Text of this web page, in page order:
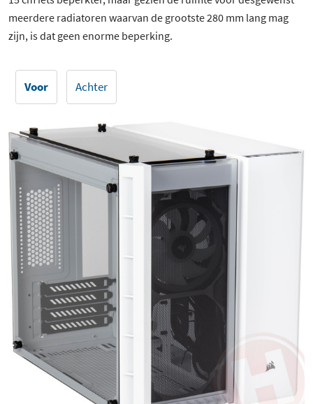
meerdere radiatoren waarvan de grootste 280 mm lang mag
zijn, is dat geen enorme beperking.
Voor Achter